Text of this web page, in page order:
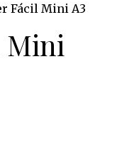
Fácil Mini A3
Mini